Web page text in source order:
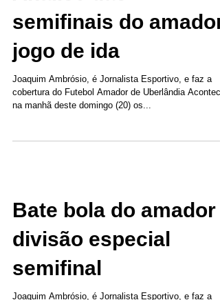
semifinais do amador
jogo de ida
Joaquim Ambrósio, é Jornalista Esportivo, e faz a
cobertura do Futebol Amador de Uberlândia
na manhã deste domingo (20) os...
Bate bola do amador
divisão especial
semifinal
Joaquim Ambrósio, é Jornalista Esportivo, e faz a